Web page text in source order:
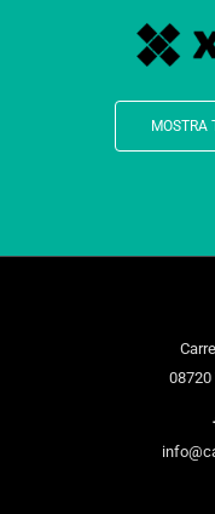
MOSTRA
08720